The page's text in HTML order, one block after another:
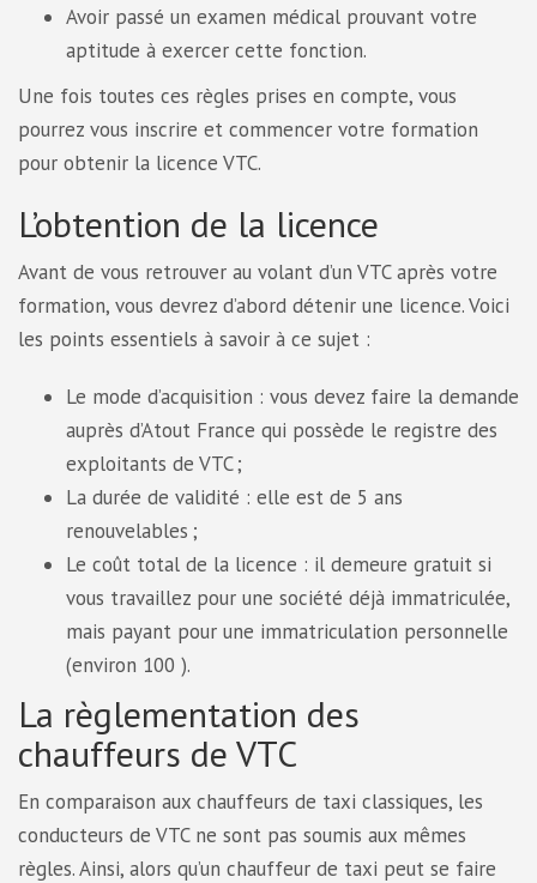
Avoir passé un examen médical prouvant votre
aptitude à exercer cette fonction.
Une fois toutes ces règles prises en compte, vous
pourrez vous inscrire et commencer votre formation
pour obtenir la licence VTC.
L’obtention de la licence
Avant de vous retrouver au volant d’un VTC après votre
formation, vous devrez d’abord détenir une licence. Voici
les points essentiels à savoir à ce sujet :
Le mode d’acquisition : vous devez faire la demande
auprès d’Atout France qui possède le registre des
exploitants de VTC ;
La durée de validité : elle est de 5 ans
renouvelables ;
Le coût total de la licence : il demeure gratuit si
vous travaillez pour une société déjà immatriculée,
mais payant pour une immatriculation personnelle
(environ 100 ).
La règlementation des
chauffeurs de VTC
En comparaison aux chauffeurs de taxi classiques, les
conducteurs de VTC ne sont pas soumis aux mêmes
règles. Ainsi, alors qu’un chauffeur de taxi peut se faire